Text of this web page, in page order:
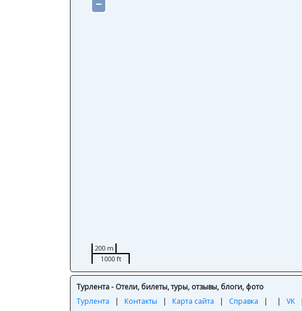
−
200 m
1000 ft
Турлента - Отели, билеты, туры, отзывы, блоги, фото
Турлента | Контакты | Карта сайта | Справка | | VK